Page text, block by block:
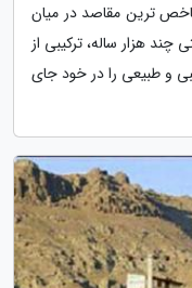
ترین مقاصد در میان
هزار ساله، ترکیبی از
و طبیعی را در خود جای